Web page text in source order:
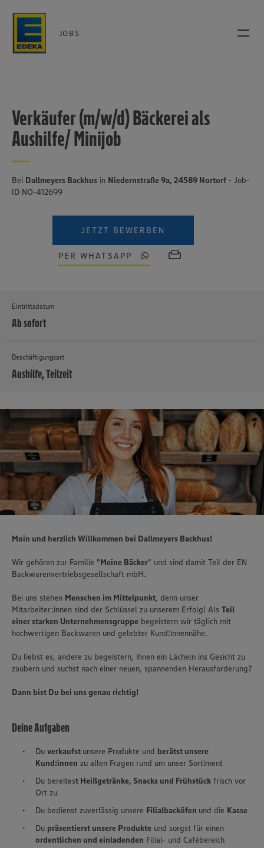
JOBS
Verkäufer (m/w/d) Bäckerei als
Aushilfe/ Minijob
Bei Dallmeyers Backhus in Niedernstraße 9a, 24589 Nortorf - Job-
ID NO-412699
JETZT BEWERBEN
PER WHATSAPP
Eintrittsdatum
Ab sofort
Beschäftigungsart
Aushilfe, Teilzeit
Moin und herzlich Willkommen bei Dallmeyers Backhus!
Wir gehören zur Familie "Meine Bäcker" und sind damit Teil der EN
Backwarenvertriebsgesellschaft mbH.
Bei uns stehen Menschen im Mittelpunkt, denn unser
Mitarbeiter:innen sind der Schlüssel zu unserem Erfolg! Als Teil
einer starken Unternehmensgruppe begeistern wir täglich mit
hochwertigen Backwaren und gelebter Kund:innennähe.
Du liebst es, andere zu begeistern, ihnen ein Lächeln ins Gesicht zu
zaubern und suchst nach einer neuen, spannenden Herausforderung?
Dann bist Du bei uns genau richtig!
Deine Aufgaben
Du verkaufst unsere Produkte und berätst unsere
Kund:innen zu allen Fragen rund um unser Sortiment
Du bereitest Heißgetränke, Snacks und Frühstück frisch vor
Ort zu
Du bedienst zuverlässig unsere Filialbacköfen und die Kasse
Du präsentierst unsere Produkte und sorgst für einen
ordentlichen und einladenden Filial- und Cafébereich